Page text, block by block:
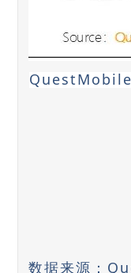
QuestMobile
数据来源：